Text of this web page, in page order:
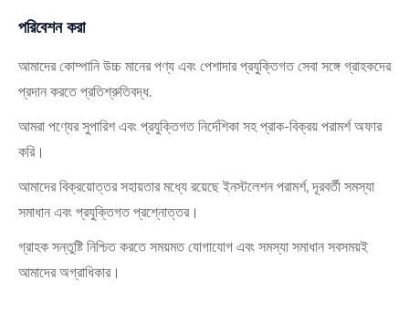
পরিবেশন করা
আমাদের কোম্পানি উচ্চ মানের পণ্য এবং পেশাদার প্রযুক্তিগত সেবা সঙ্গে গ্রাহকদের
প্রদান করতে প্রতিশ্রুতিবদ্ধ.
আমরা পণ্যের সুপারিশ এবং প্রযুক্তিগত নির্দেশিকা সহ প্রাক-বিক্রয় পরামর্শ অফার
করি।
আমাদের বিক্রয়োত্তর সহায়তার মধ্যে রয়েছে ইনস্টলেশন পরামর্শ, দূরবর্তী সমস্যা
সমাধান এবং প্রযুক্তিগত প্রশ্নোত্তর।
গ্রাহক সন্তুষ্টি নিশ্চিত করতে সময়মত যোগাযোগ এবং সমস্যা সমাধান সবসময়ই
আমাদের অগ্রাধিকার।